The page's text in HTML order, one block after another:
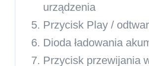
urządzenia
Przycisk Play /
Dioda ładowania
Przycisk przewijania